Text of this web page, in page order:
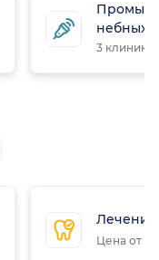
небных
3 клиники
Лечение
Цена от